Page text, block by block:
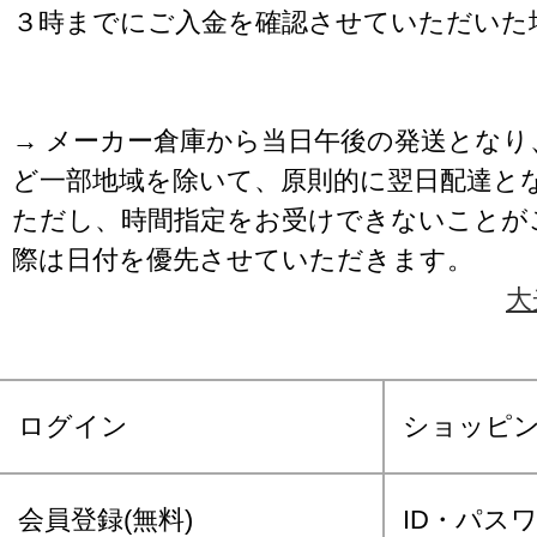
３時までにご入金を確認させていただいた
→ メーカー倉庫から当日午後の発送となり
ど一部地域を除いて、原則的に翌日配達と
ただし、時間指定をお受けできないこと
際は日付を優先させていただきます。
ログイン ショッピ
会員登録(無料) ID・パス